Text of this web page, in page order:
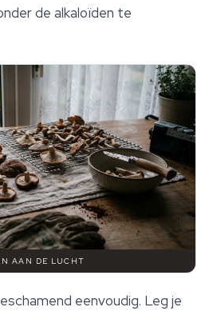
de alkaloïden te
AAN DE LUCHT
eenvoudig. Leg je